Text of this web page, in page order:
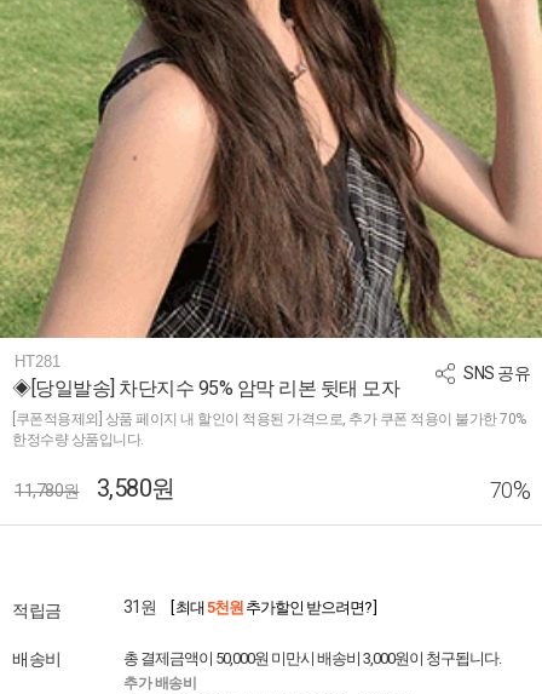
SNS 공유
HT281
◈[당일발송] 차단지수 95% 암막 리본 뒷태 모자
[쿠폰적용제외] 상품 페이지 내 할인이 적용된 가격으로, 추가 쿠폰 적용이 불가한 70%
한정수량 상품입니다.
11,780원 3,580원 70%
적립금 31원 [ 최대 5천원 추가할인 받으려면? ]
배송비 총 결제금액이 50,000원 미만시 배송비 3,000원이 청구됩니다.
추가 배송비